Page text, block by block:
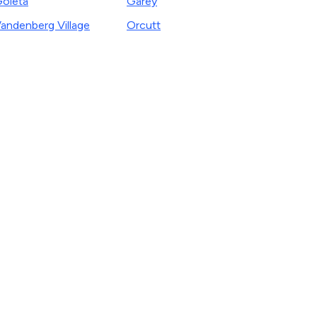
Village
Orcutt